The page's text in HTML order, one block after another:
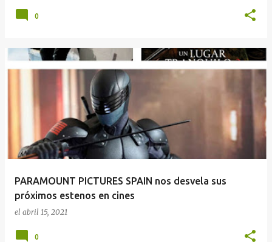
0
PARAMOUNT PICTURES SPAIN nos desvela sus
próximos estenos en cines
el abril 15, 2021
0